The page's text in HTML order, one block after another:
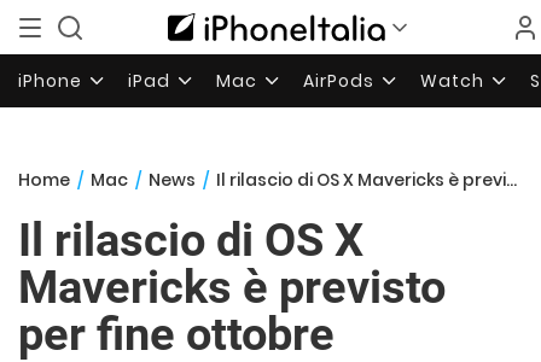
iPhone iPad Mac AirPods Watch
Home / Mac / News / Il rilascio di OS X Mavericks è previsto per fine ottobre
Il rilascio di OS X
Mavericks è previsto
per fine ottobre